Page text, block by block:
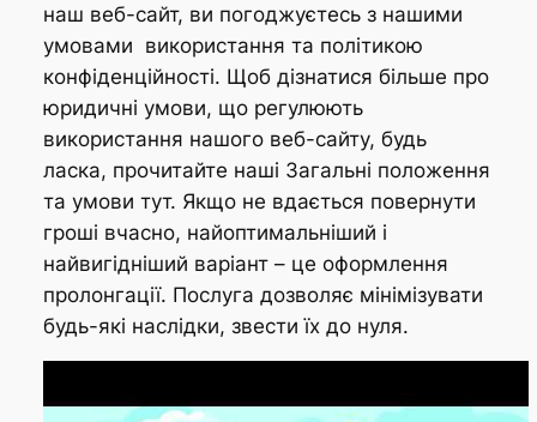
наш веб-сайт, ви погоджуєтесь з нашими
умовами використання та політикою
конфіденційності. Щоб дізнатися більше про
юридичні умови, що регулюють
використання нашого веб-сайту, будь
ласка, прочитайте наші Загальні положення
та умови тут. Якщо не вдається повернути
гроші вчасно, найоптимальніший і
найвигідніший варіант – це оформлення
пролонгації. Послуга дозволяє мінімізувати
будь-які наслідки, звести їх до нуля.